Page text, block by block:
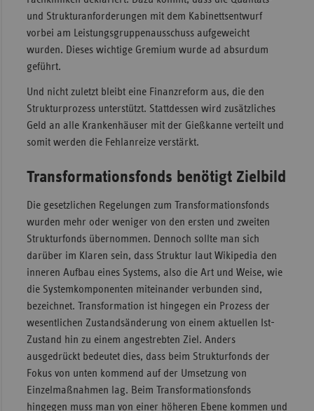
und Strukturanforderungen mit dem Kabinettsentwurf
vorbei am Leistungsgruppenausschuss aufgeweicht
wurden. Dieses wichtige Gremium wurde ad absurdum
geführt.
Und nicht zuletzt bleibt eine Finanzreform aus, die den
Strukturprozess unterstützt. Stattdessen wird zusätzliches
Geld an alle Krankenhäuser mit der Gießkanne verteilt und
somit werden die Fehlanreize verstärkt.
Transformationsfonds benötigt Zielbild
Die gesetzlichen Regelungen zum Transformationsfonds
wurden mehr oder weniger von den ersten und zweiten
Strukturfonds übernommen. Dennoch sollte man sich
darüber im Klaren sein, dass Struktur laut Wikipedia den
inneren Aufbau eines Systems, also die Art und Weise, wie
die Systemkomponenten miteinander verbunden sind,
bezeichnet. Transformation ist hingegen ein Prozess der
wesentlichen Zustandsänderung von einem aktuellen Ist-
Zustand hin zu einem angestrebten Ziel. Anders
ausgedrückt bedeutet dies, dass beim Strukturfonds der
Fokus von unten kommend auf der Umsetzung von
Einzelmaßnahmen lag. Beim Transformationsfonds
hingegen muss man von einer höheren Ebene kommen und